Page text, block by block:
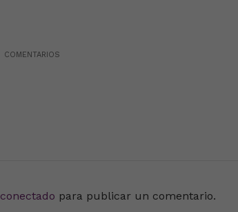
COMENTARIOS
conectado para publicar un comentario.